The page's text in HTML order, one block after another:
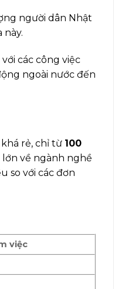
người dân Nhật
này.
các công việc
ngoài nước đến
rẻ, chỉ từ 100
về ngành nghề
so với các đơn
việc